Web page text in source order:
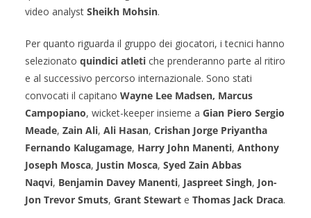
video analyst Sheikh Mohsin.
Per quanto riguarda il gruppo dei giocatori, i tecnici hanno
selezionato quindici atleti che prenderanno parte al ritiro
e al successivo percorso internazionale. Sono stati
convocati il capitano Wayne Lee Madsen, Marcus
Campopiano, wicket-keeper insieme a Gian Piero Sergio
Meade, Zain Ali, Ali Hasan, Crishan Jorge Priyantha
Fernando Kalugamage, Harry John Manenti, Anthony
Joseph Mosca, Justin Mosca, Syed Zain Abbas
Naqvi, Benjamin Davey Manenti, Jaspreet Singh, Jon-
Jon Trevor Smuts, Grant Stewart e Thomas Jack Draca.